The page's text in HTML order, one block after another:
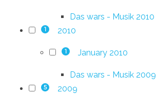
Das wars - Musik 2010
1 2010
1 January 2010
Das wars - Musik 2009
5 2009